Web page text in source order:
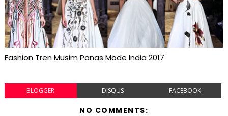
Fashion Tren Musim Panas Mode India 2017
BLOGGER DISQUS FACEBOOK
NO COMMENTS: